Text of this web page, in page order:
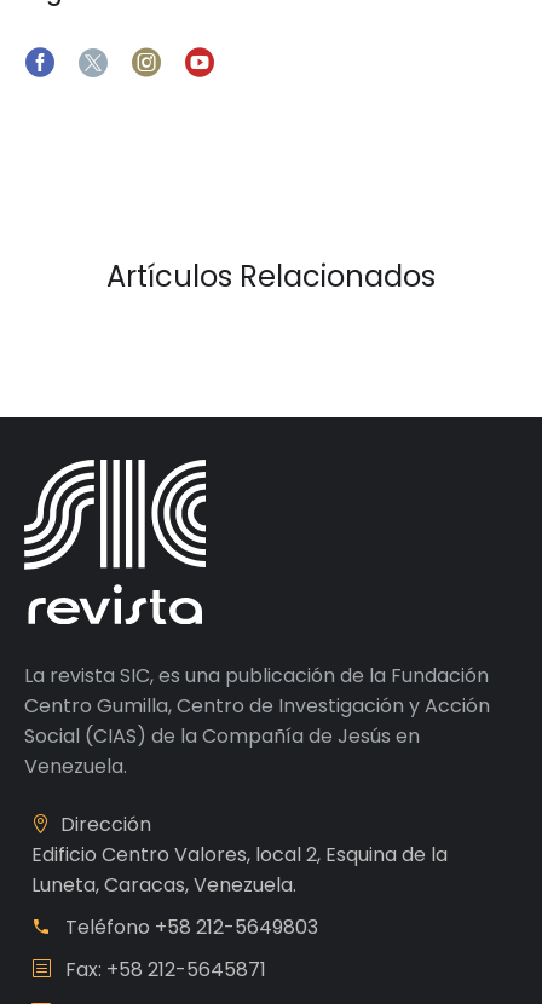
Artículos Relacionados
La revista SIC, es una publicación de la Fundación
Centro Gumilla, Centro de Investigación y Acción
Social (CIAS) de la Compañía de Jesús en
Venezuela.
Dirección
Edificio Centro Valores, local 2, Esquina de la
Luneta, Caracas, Venezuela.
Teléfono +58 212-5649803
Fax: +58 212-5645871